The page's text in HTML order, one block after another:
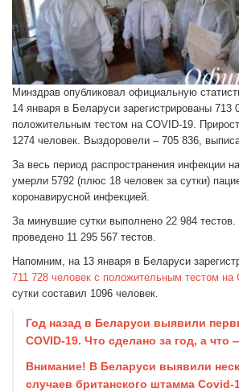
Минздрав опубликовал официальную
14 января в Беларуси зарегистрированы 713
положительным тестом на COVID-19.
1274 человек. Выздоровели – 705 836,
За весь период распространения инфекции
умерли 5792 (плюс 18 человек за сутки)
коронавирусной инфекцией.
За минувшие сутки выполнено 22 984 тестов.
проведено 11 295 567 тестов.
Напомним, на 13 января в Беларуси
711 728 человек с положительным тестом на
сутки составил 1096 человек.
Год назад в Беларуси выявили
COVID-19. Что сделано за год, а что
Внимание! В Беларуси выявили
случаев британского штамма Covid-